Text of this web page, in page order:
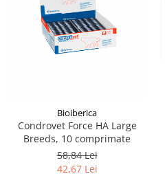
Bioiberica
Condrovet Force HA Large
Breeds, 10 comprimate
58,84 Lei
42,67 Lei